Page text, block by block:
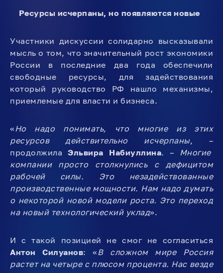
Ресурсы исчерпаны, но появляются новые
Участники дискуссии солидарно высказывали
мысль о том, что значительный рост экономики
России в последние два года обеспечили
свободные ресурсы, для задействования
который руководство РФ нашло механизмы,
приемлемые для власти и бизнеса.
«Но надо понимать, что многие из этих
ресурсов действительно исчерпаны, –
продолжилаЭльвира Набиуллина. – Многие
компании просто столкнулись с дефицитом
рабочей силы. Это незадействованные
производственные мощности. Нам надо думать
о некоторой новой модели роста. Это переход
на новый технологический уклад».
И с такой позицией не смог не согласиться
Антон Силуанов: «В сложном мире Россия
растет на четыре с плюсом процента. Нас везде